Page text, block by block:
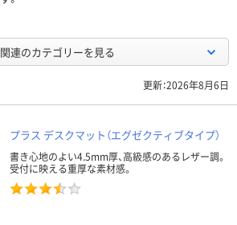
関連のカテゴリーを見る
更新：2026年8月6日
プラス デスクマット（エグゼクティブタイプ）
書き心地のよい4.5mm厚、高級感のあるレザー調。
受付に映える重厚な素材感。